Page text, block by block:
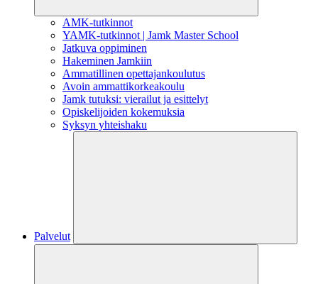
AMK-tutkinnot
YAMK-tutkinnot | Jamk Master School
Jatkuva oppiminen
Hakeminen Jamkiin
Ammatillinen opettajankoulutus
Avoin ammattikorkeakoulu
Jamk tutuksi: vierailut ja esittelyt
Opiskelijoiden kokemuksia
Syksyn yhteishaku
Palvelut